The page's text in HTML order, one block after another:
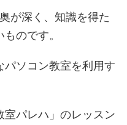
が深く、知識を得た
のです。
パソコン教室を利用す
室パレハ」のレッスン